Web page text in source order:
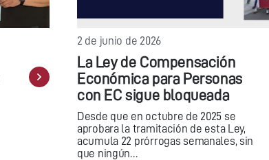
2 de junio de 2026
La Ley de Compensación
Económica para Personas
con EC sigue bloqueada
Desde que en octubre de 2025 se
aprobara la tramitación de esta Ley,
acumula 22 prórrogas semanales, sin
que ningún…